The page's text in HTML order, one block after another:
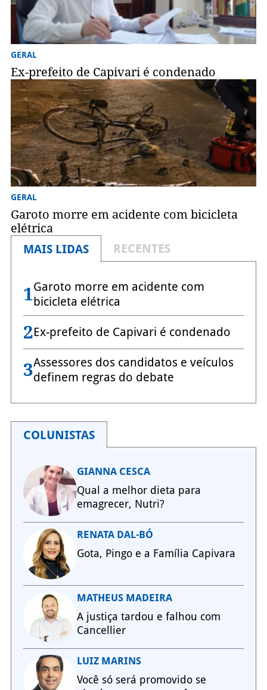
GERAL
Ex-prefeito de Capivari é condenado
GERAL
Garoto morre em acidente com bicicleta
elétrica
MAIS LIDAS
RECENTES
1Garoto morre em acidente com
bicicleta elétrica
2Ex-prefeito de Capivari é condenado
3Assessores dos candidatos e veículos
definem regras do debate
COLUNISTAS
GIANNA CESCA
Qual a melhor dieta para
emagrecer, Nutri?
RENATA DAL-BÓ
Gota, Pingo e a Família Capivara
MATHEUS MADEIRA
A justiça tardou e falhou com
Cancellier
LUIZ MARINS
Você só será promovido se